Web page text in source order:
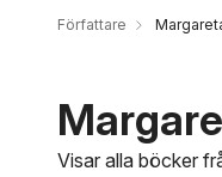
Författare
Visar alla böcker